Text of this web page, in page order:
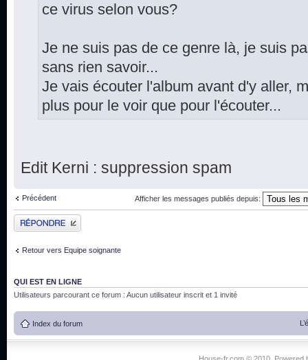
ce virus selon vous?
Je ne suis pas de ce genre là, je suis
sans rien savoir...
Je vais écouter l'album avant d'y aller,
plus pour le voir que pour l'écouter...
Edit Kerni : suppression spam
Précédent Afficher les messages publiés depuis:
Publier une réponse
Retour vers Equipe soignante
QUI EST EN LIGNE
Utilisateurs parcourant ce forum : Aucun utilisateur inscrit et 1 invité
Index du forum